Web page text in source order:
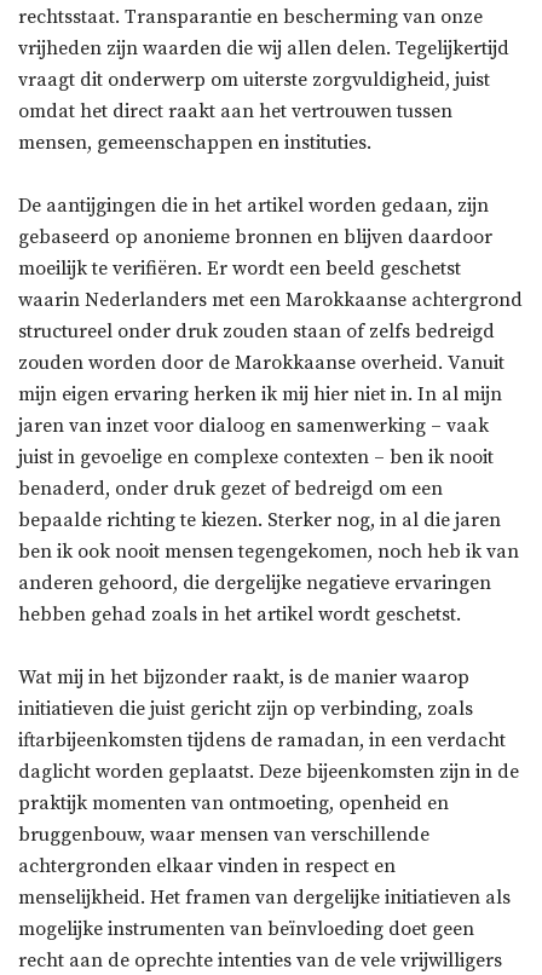
rechtsstaat. Transparantie en bescherming van onze
vrijheden zijn waarden die wij allen delen. Tegelijkertijd
vraagt dit onderwerp om uiterste zorgvuldigheid, juist
omdat het direct raakt aan het vertrouwen tussen
mensen, gemeenschappen en instituties.
De aantijgingen die in het artikel worden gedaan, zijn
gebaseerd op anonieme bronnen en blijven daardoor
moeilijk te verifiëren. Er wordt een beeld geschetst
waarin Nederlanders met een Marokkaanse achtergrond
structureel onder druk zouden staan of zelfs bedreigd
zouden worden door de Marokkaanse overheid. Vanuit
mijn eigen ervaring herken ik mij hier niet in. In al mijn
jaren van inzet voor dialoog en samenwerking – vaak
juist in gevoelige en complexe contexten – ben ik nooit
benaderd, onder druk gezet of bedreigd om een
bepaalde richting te kiezen. Sterker nog, in al die jaren
ben ik ook nooit mensen tegengekomen, noch heb ik van
anderen gehoord, die dergelijke negatieve ervaringen
hebben gehad zoals in het artikel wordt geschetst.
Wat mij in het bijzonder raakt, is de manier waarop
initiatieven die juist gericht zijn op verbinding, zoals
iftarbijeenkomsten tijdens de ramadan, in een verdacht
daglicht worden geplaatst. Deze bijeenkomsten zijn in de
praktijk momenten van ontmoeting, openheid en
bruggenbouw, waar mensen van verschillende
achtergronden elkaar vinden in respect en
menselijkheid. Het framen van dergelijke initiatieven als
mogelijke instrumenten van beïnvloeding doet geen
recht aan de oprechte intenties van de vele vrijwilligers